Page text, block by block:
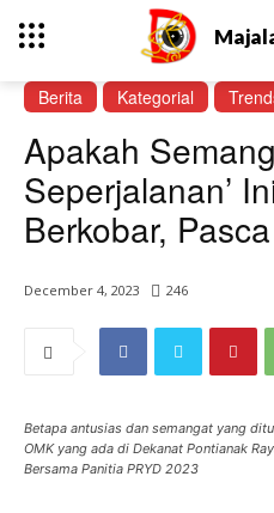
Berita Kategorial
Apakah
Seperjalanan’
Berkobar,
December 4, 2023 246
Betapa antusias dan semangat yang
OMK yang ada di Dekanat Pontianak
Bersama Panitia PRYD 2023